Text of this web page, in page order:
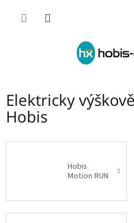
Elektricky
Hobis
Hobis
Motion RUN